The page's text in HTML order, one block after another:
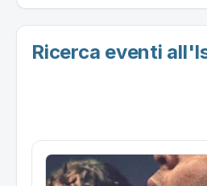
Ricerca eventi